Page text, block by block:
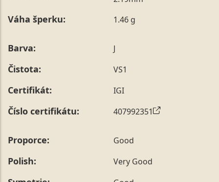
sdělit během jejího telefonického ověření, které z naší
Pro sdělení skladové velikosti tohoto konkrétního
kontaktovat
Váha šperku: 1.46 g
Barva: J
Čistota: VS1
Certifikát: IGI
Číslo certifikátu: 407992351
Proporce: Good
Polish: Very Good